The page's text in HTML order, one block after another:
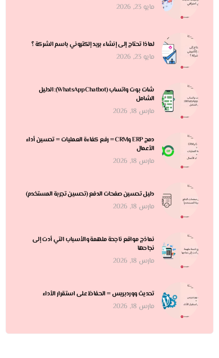
مايو 23, 2026
لماذا تحتاج إلى إنشاء بريد إلكتروني باسم الشركة ؟
مايو 23, 2026
شات بوت واتساب (WhatsApp Chatbot): الدليل
الشامل
مارس 18, 2026
دمج ERP وCRM = رفع كفاءة العمليات = تحسين أداء
الأعمال
مارس 18, 2026
دليل تحسين صفحات الدفع (تحسين تجربة المستخدم)
مارس 18, 2026
نماذج مواقع ناجحة ملهمة والأسباب التي أدت إلى
نجاحها
مارس 18, 2026
تحديث ووردبريس = الحفاظ على استقرار الأداء
مارس 18, 2026